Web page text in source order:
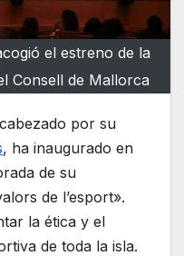
el estreno de la
Consell de Mallorca
por su
, ha inaugurado en
de su
de l’esport».
la ética y el
de toda la isla.